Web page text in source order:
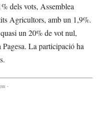
dels vots, Assemblea
Agricultors, amb un 1,9%.
un 20% de vot nul,
La participació ha
-